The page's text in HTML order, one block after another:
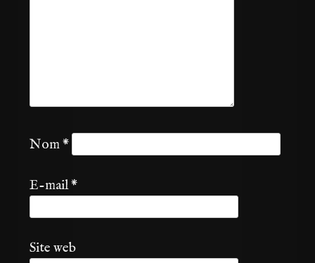
Nom*
E-mail*
Site web